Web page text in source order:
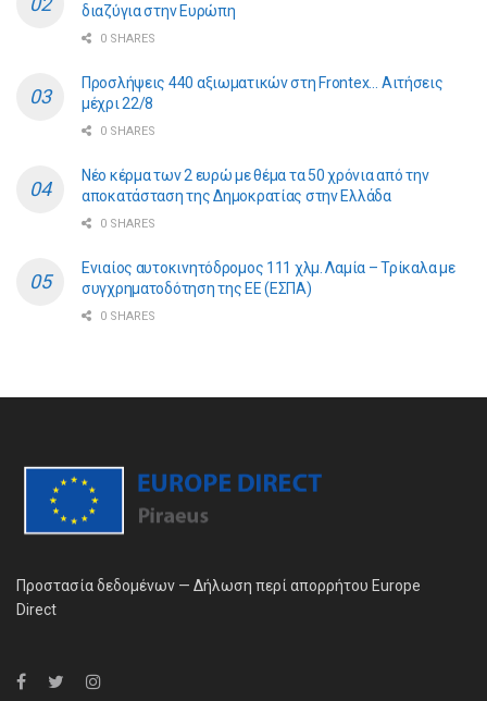
διαζύγια στην Ευρώπη
0 SHARES
Προσλήψεις 440 αξιωματικών στη Frontex… Αιτήσεις
μέχρι 22/8
0 SHARES
Νέο κέρμα των 2 ευρώ με θέμα τα 50 χρόνια από την
αποκατάσταση της Δημοκρατίας στην Ελλάδα
0 SHARES
Ενιαίος αυτοκινητόδρομος 111 χλμ. Λαμία – Τρίκαλα με
συγχρηματοδότηση της ΕE (ΕΣΠΑ)
0 SHARES
Προστασία δεδομένων — Δήλωση περί απορρήτου Europe
Direct